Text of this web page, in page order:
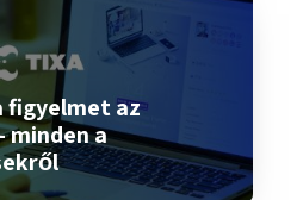
figyelmet az
minden a